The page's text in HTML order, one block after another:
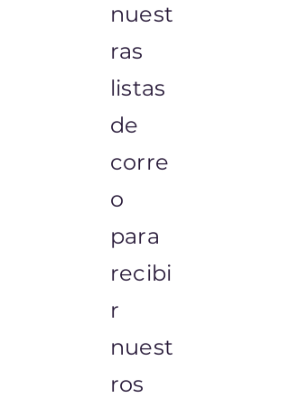
nuest
ras
listas
de
corre
o
para
recibi
r
nuest
ros